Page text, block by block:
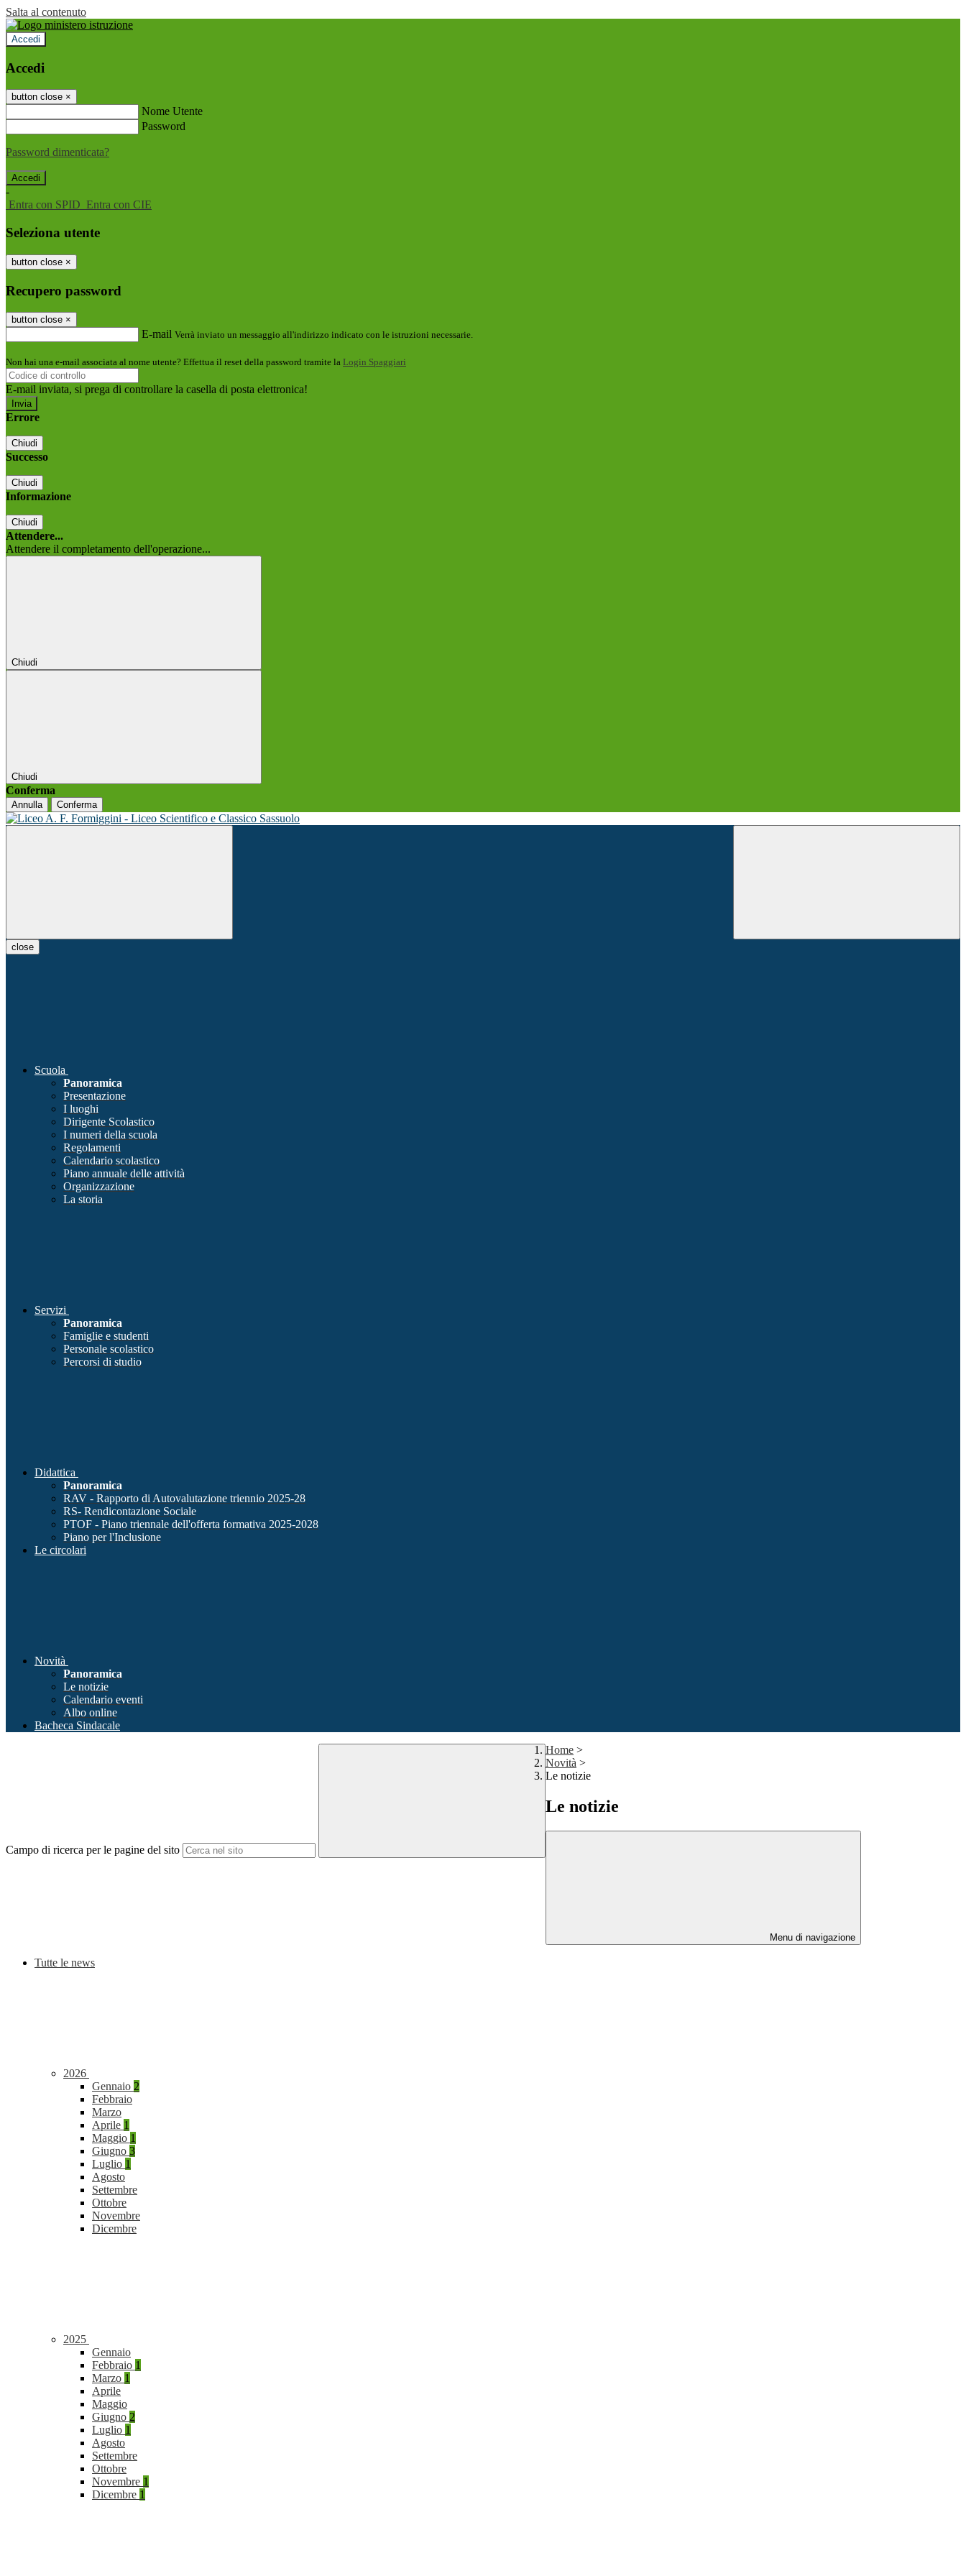
Salta al contenuto
Accedi
Accedi
button close ×
Nome Utente
Password
Password dimenticata?
-
Entra con SPID Entra con CIE
Seleziona utente
button close ×
Recupero password
button close ×
E-mail Verrà inviato un messaggio all'indirizzo indicato con le istruzioni necessarie.
Non hai una e-mail associata al nome utente? Effettua il reset della password tramite la Login Spaggiari
E-mail inviata, si prega di controllare la casella di posta elettronica!
Errore
Chiudi
Successo
Chiudi
Informazione
Chiudi
Attendere...
Attendere il completamento dell'operazione...
Chiudi
Chiudi
Conferma
Annulla Conferma
close
Scuola
Panoramica
Presentazione
I luoghi
Dirigente Scolastico
I numeri della scuola
Regolamenti
Calendario scolastico
Piano annuale delle attività
Organizzazione
La storia
Servizi
Panoramica
Famiglie e studenti
Personale scolastico
Percorsi di studio
Didattica
Panoramica
RAV - Rapporto di Autovalutazione triennio 2025-28
RS- Rendicontazione Sociale
PTOF - Piano triennale dell'offerta formativa 2025-2028
Piano per l'Inclusione
Le circolari
Novità
Panoramica
Le notizie
Calendario eventi
Albo online
Bacheca Sindacale
Campo di ricerca per le pagine del sito
Home >
Novità >
Le notizie
Le notizie
Menu di navigazione
Tutte le news
2026
Gennaio 2
Febbraio
Marzo
Aprile 1
Maggio 1
Giugno 3
Luglio 1
Agosto
Settembre
Ottobre
Novembre
Dicembre
2025
Gennaio
Febbraio 1
Marzo 1
Aprile
Maggio
Giugno 2
Luglio 1
Agosto
Settembre
Ottobre
Novembre 1
Dicembre 1